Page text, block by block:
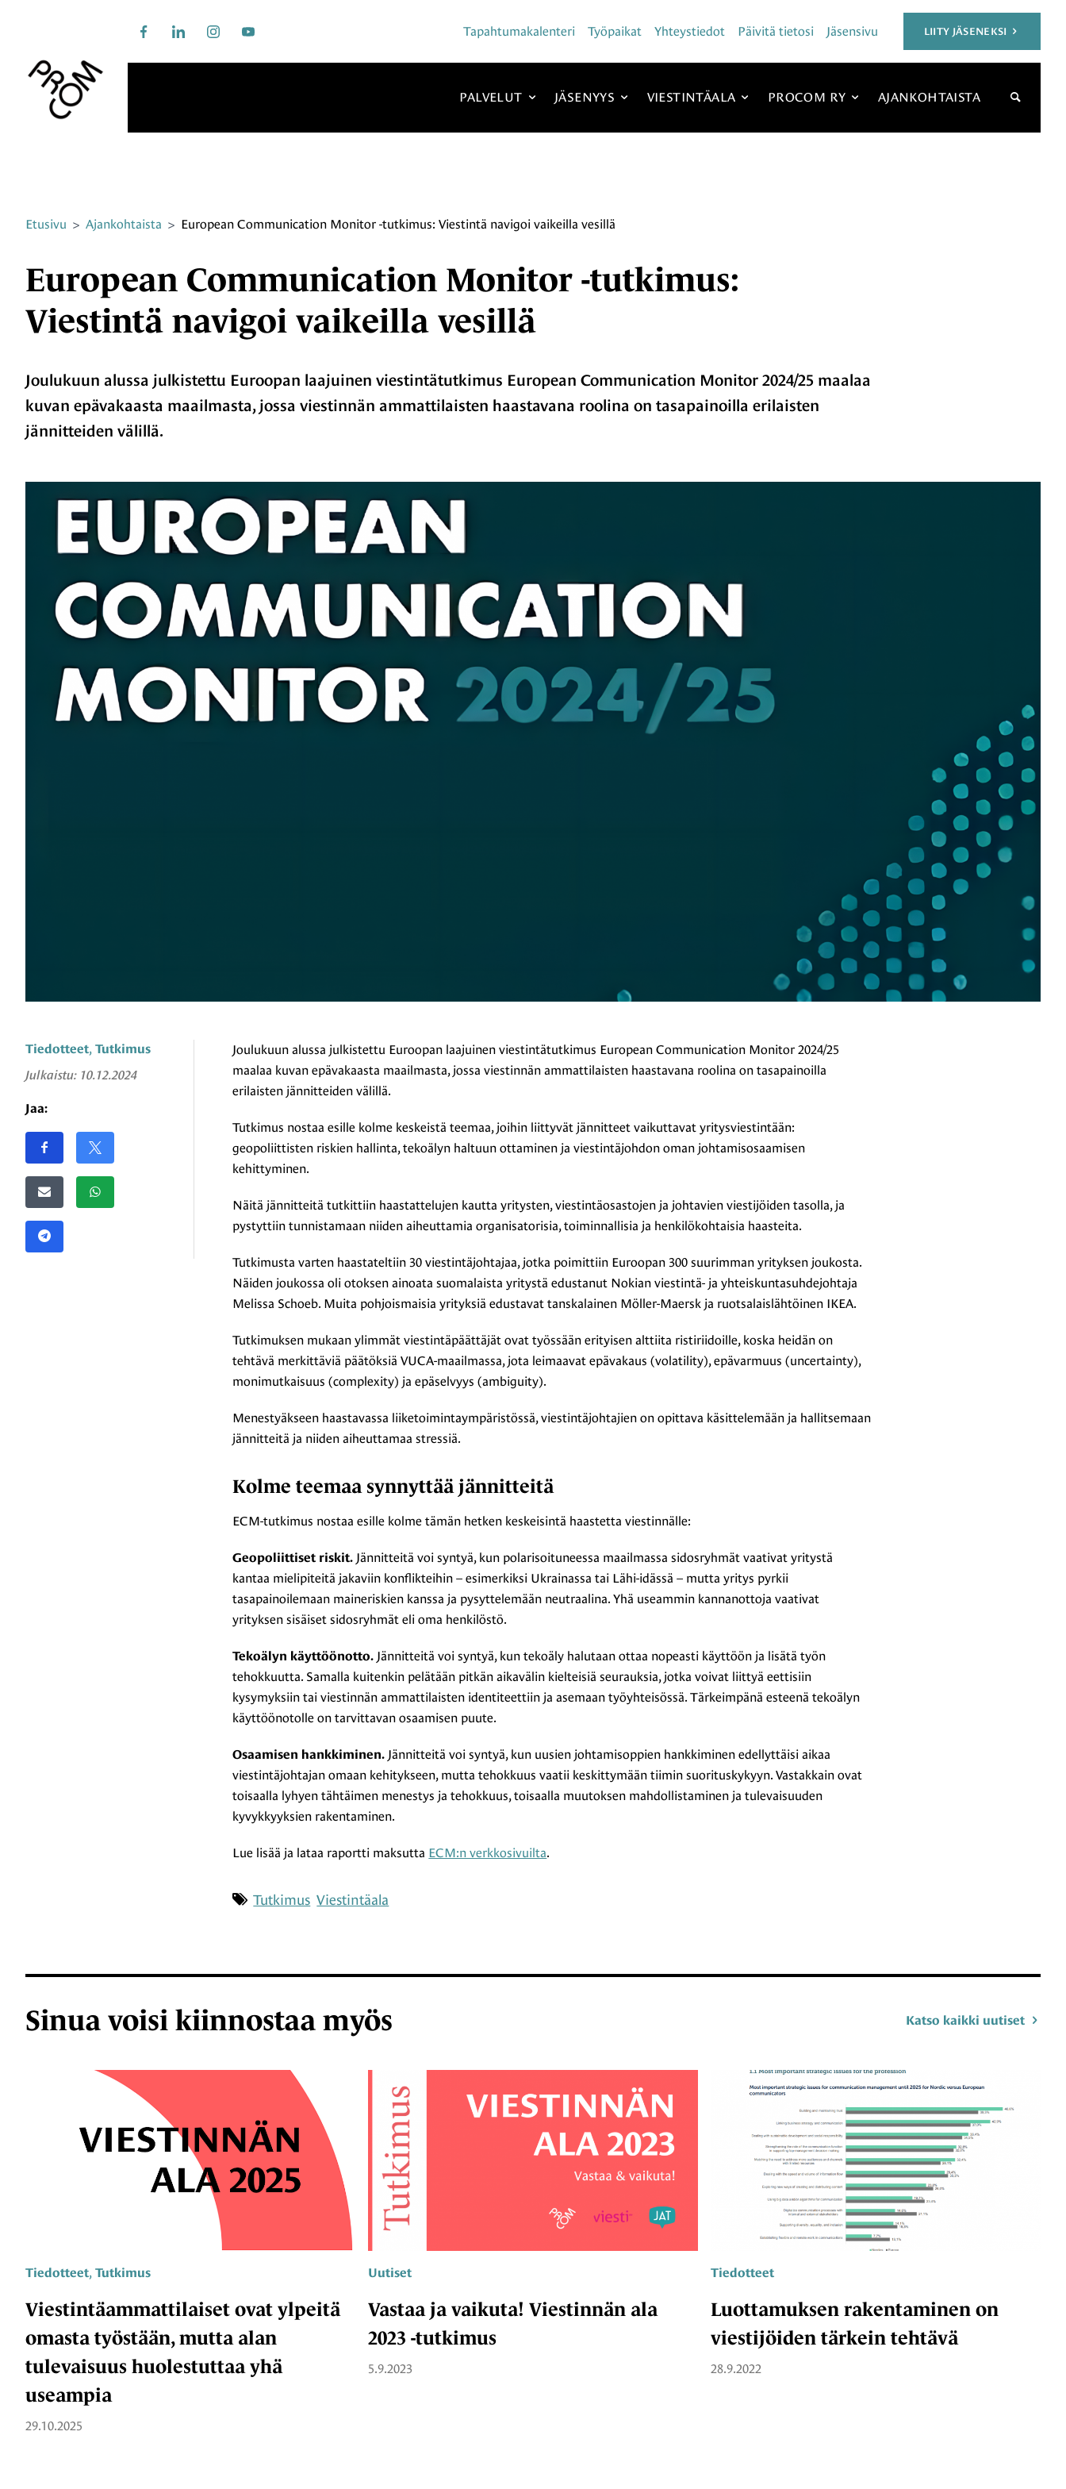
FacebookLinkedInInstagramYoutube Tapahtumakalenteri Työpaikat Yhteystiedot Päivitä tietosi Jäsensivu LIITY JÄSENEKSI
PALVELUT JÄSENYYS VIESTINTÄALA PROCOM RY AJANKOHTAISTA
Etusivu > Ajankohtaista > European Communication Monitor -tutkimus: Viestintä navigoi vaikeilla vesillä
European Communication Monitor -tutkimus:
Viestintä navigoi vaikeilla vesillä
Joulukuun alussa julkistettu Euroopan laajuinen viestintätutkimus European Communication Monitor 2024/25 maalaa
kuvan epävakaasta maailmasta, jossa viestinnän ammattilaisten haastavana roolina on tasapainoilla erilaisten
jännitteiden välillä.
Tiedotteet, Tutkimus
Julkaistu: 10.12.2024
Jaa:
Jaa sivu
Jaa Facebookissa
Share on X
Jaa sähköpostitseJaa WhatsAppissa
Jaa Telegramissa
Joulukuun alussa julkistettu Euroopan laajuinen viestintätutkimus European Communication Monitor 2024/25
maalaa kuvan epävakaasta maailmasta, jossa viestinnän ammattilaisten haastavana roolina on tasapainoilla
erilaisten jännitteiden välillä.
Tutkimus nostaa esille kolme keskeistä teemaa, joihin liittyvät jännitteet vaikuttavat yritysviestintään:
geopoliittisten riskien hallinta, tekoälyn haltuun ottaminen ja viestintäjohdon oman johtamisosaamisen
kehittyminen.
Näitä jännitteitä tutkittiin haastattelujen kautta yritysten, viestintäosastojen ja johtavien viestijöiden tasolla, ja
pystyttiin tunnistamaan niiden aiheuttamia organisatorisia, toiminnallisia ja henkilökohtaisia haasteita.
Tutkimusta varten haastateltiin 30 viestintäjohtajaa, jotka poimittiin Euroopan 300 suurimman yrityksen joukosta.
Näiden joukossa oli otoksen ainoata suomalaista yritystä edustanut Nokian viestintä- ja yhteiskuntasuhdejohtaja
Melissa Schoeb. Muita pohjoismaisia yrityksiä edustavat tanskalainen Möller-Maersk ja ruotsalaislähtöinen IKEA.
Tutkimuksen mukaan ylimmät viestintäpäättäjät ovat työssään erityisen alttiita ristiriidoille, koska heidän on
tehtävä merkittäviä päätöksiä VUCA-maailmassa, jota leimaavat epävakaus (volatility), epävarmuus (uncertainty),
monimutkaisuus (complexity) ja epäselvyys (ambiguity).
Menestyäkseen haastavassa liiketoimintaympäristössä, viestintäjohtajien on opittava käsittelemään ja hallitsemaan
jännitteitä ja niiden aiheuttamaa stressiä.
Kolme teemaa synnyttää jännitteitä
ECM-tutkimus nostaa esille kolme tämän hetken keskeisintä haastetta viestinnälle:
Geopoliittiset riskit. Jännitteitä voi syntyä, kun polarisoituneessa maailmassa sidosryhmät vaativat yritystä
kantaa mielipiteitä jakaviin konflikteihin – esimerkiksi Ukrainassa tai Lähi-idässä – mutta yritys pyrkii
tasapainoilemaan maineriskien kanssa ja pysyttelemään neutraalina. Yhä useammin kannanottoja vaativat
yrityksen sisäiset sidosryhmät eli oma henkilöstö.
Tekoälyn käyttöönotto. Jännitteitä voi syntyä, kun tekoäly halutaan ottaa nopeasti käyttöön ja lisätä työn
tehokkuutta. Samalla kuitenkin pelätään pitkän aikavälin kielteisiä seurauksia, jotka voivat liittyä eettisiin
kysymyksiin tai viestinnän ammattilaisten identiteettiin ja asemaan työyhteisössä. Tärkeimpänä esteenä tekoälyn
käyttöönotolle on tarvittavan osaamisen puute.
Osaamisen hankkiminen. Jännitteitä voi syntyä, kun uusien johtamisoppien hankkiminen edellyttäisi aikaa
viestintäjohtajan omaan kehitykseen, mutta tehokkuus vaatii keskittymään tiimin suorituskykyyn. Vastakkain ovat
toisaalla lyhyen tähtäimen menestys ja tehokkuus, toisaalla muutoksen mahdollistaminen ja tulevaisuuden
kyvykkyyksien rakentaminen.
Lue lisää ja lataa raportti maksutta ECM:n verkkosivuilta.
Asiasanat
Tutkimus Viestintäala
Sinua voisi kiinnostaa myös Katso kaikki uutiset
Tiedotteet, Tutkimus
Viestintäammattilaiset ovat ylpeitä
omasta työstään, mutta alan
tulevaisuus huolestuttaa yhä
useampia
29.10.2025
Uutiset
Vastaa ja vaikuta! Viestinnän ala
2023 -tutkimus
5.9.2023
Tiedotteet
Luottamuksen rakentaminen on
viestijöiden tärkein tehtävä
28.9.2022